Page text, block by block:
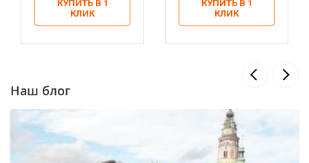
КУПИТЬ В 1
КЛИК
КУПИТЬ В 1
КЛИК
Наш блог